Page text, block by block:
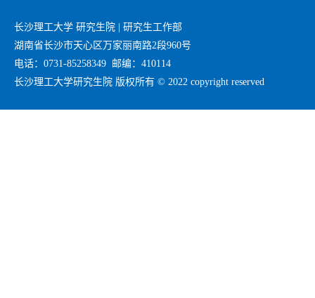
长沙理工大学 研究生院 | 研究生工作部
湖南省长沙市天心区万家丽南路2段960号
电话：0731-85258349 邮编：410114
长沙理工大学研究生院 版权所有 © 2022 copyright reserved